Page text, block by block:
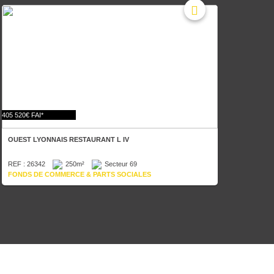
405 520€ FAI*
OUEST LYONNAIS RESTAURANT L IV
REF : 26342 250m²
Secteur 69
FONDS DE COMMERCE & PARTS SOCIALES